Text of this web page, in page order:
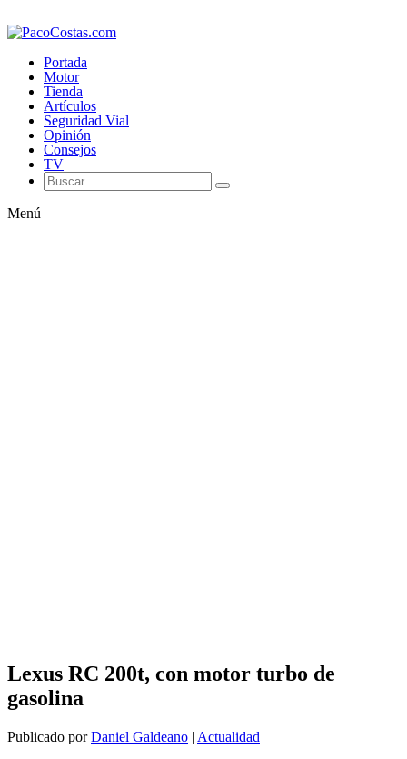
Portada
Motor
Tienda
Artículos
Seguridad Vial
Opinión
Consejos
TV
Menú
Lexus RC 200t, con motor turbo de
gasolina
Publicado porDaniel Galdeano | Actualidad